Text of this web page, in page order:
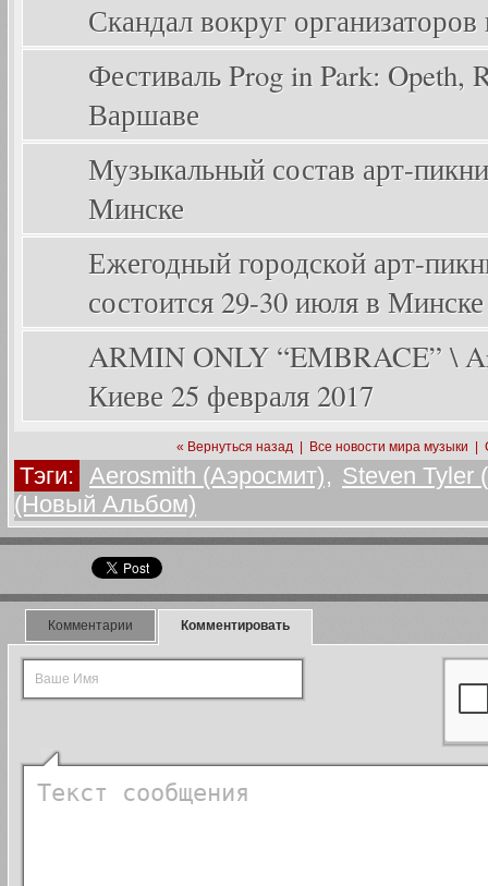
Скандал вокруг
Фестиваль Prog in Park: Opeth,
Варшаве
Музыкальный состав арт-
Минске
Ежегодный городской арт-
состоится 29-30 июля в Минске
ARMIN ONLY “EMBRACE” \
Киеве 25 февраля 2017
« Вернуться назад Все новости мира музыки
Тэги: Aerosmith (Аэросмит), Steven Tyler
(Новый Альбом)
Комментарии Комментировать